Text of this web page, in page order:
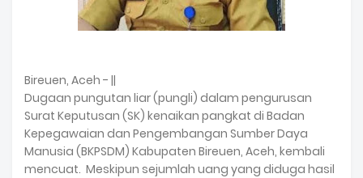
Bireuen, Aceh - ||
Dugaan pungutan liar (pungli) dalam pengurusan
Surat Keputusan (SK) kenaikan pangkat di Badan
Kepegawaian dan Pengembangan Sumber Daya
Manusia (BKPSDM) Kabupaten Bireuen, Aceh, kembali
mencuat. Meskipun sejumlah uang yang diduga hasil